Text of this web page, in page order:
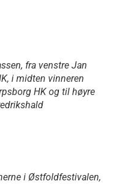
fra venstre Jan
i midten vinneren
HK og til høyre
i Østfoldfestivalen,